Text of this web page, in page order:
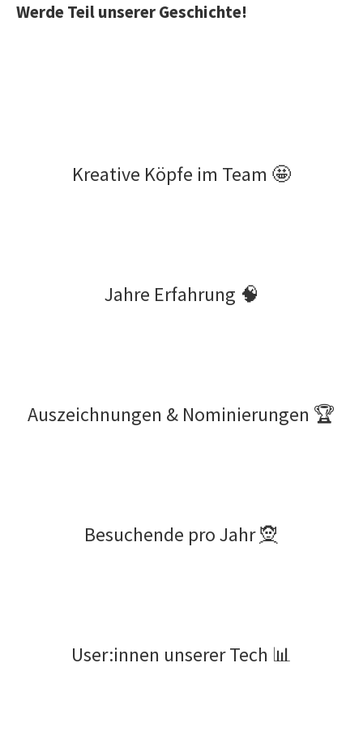
Werde Teil unserer Geschichte!
Kreative Köpfe im Team 🤩
Jahre Erfahrung 🧠
Auszeichnungen & Nominierungen 🏆
Besuchende pro Jahr 🧝
User:innen unserer Tech 📊